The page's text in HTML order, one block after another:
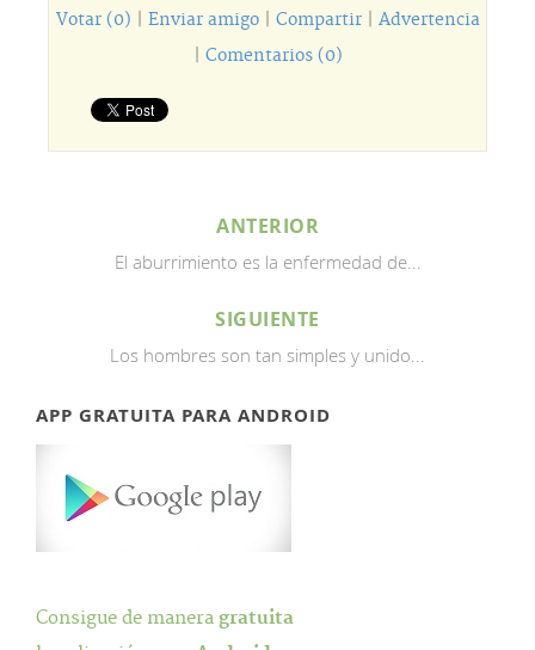
Votar (0) Enviar amigo| Compartir| Advertencia
Comentarios (0)
ANTERIOR
El aburrimiento es la enfermedad de...
SIGUIENTE
Los hombres son tan simples y unido...
APP GRATUITA PARA ANDROID
Consigue de manera gratuita